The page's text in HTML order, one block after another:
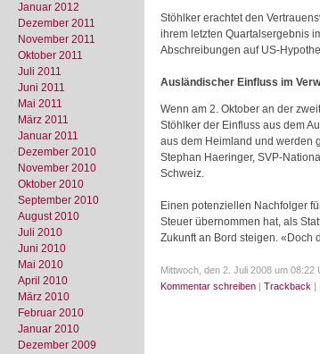
Januar 2012
Dezember 2011
November 2011
Oktober 2011
Juli 2011
Juni 2011
Mai 2011
März 2011
Januar 2011
Dezember 2010
November 2010
Oktober 2010
September 2010
August 2010
Juli 2010
Juni 2010
Mai 2010
April 2010
März 2010
Februar 2010
Januar 2010
Dezember 2009
Stöhlker erachtet den
ihrem letzten Quartalsergebnis
Abschreibungen auf US-
Ausländischer Einfluss im
Wenn am 2. Oktober an der
Stöhlker der Einfluss aus dem
aus dem Heimland und werden
Stephan Haeringer, SVP-
Schweiz.
Einen potenziellen Nachfolger
Steuer übernommen hat, als
Zukunft an Bord steigen. «Doch
Mittwoch, den 2. Juli 2008 um 08:22
Kommentar schreiben | Trackback |